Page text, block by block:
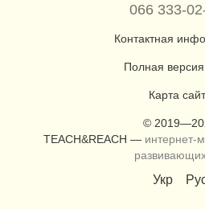
066 333-
Контактная
Полная версия
Карта
©
TEACH&REACH — интернет-
Укр